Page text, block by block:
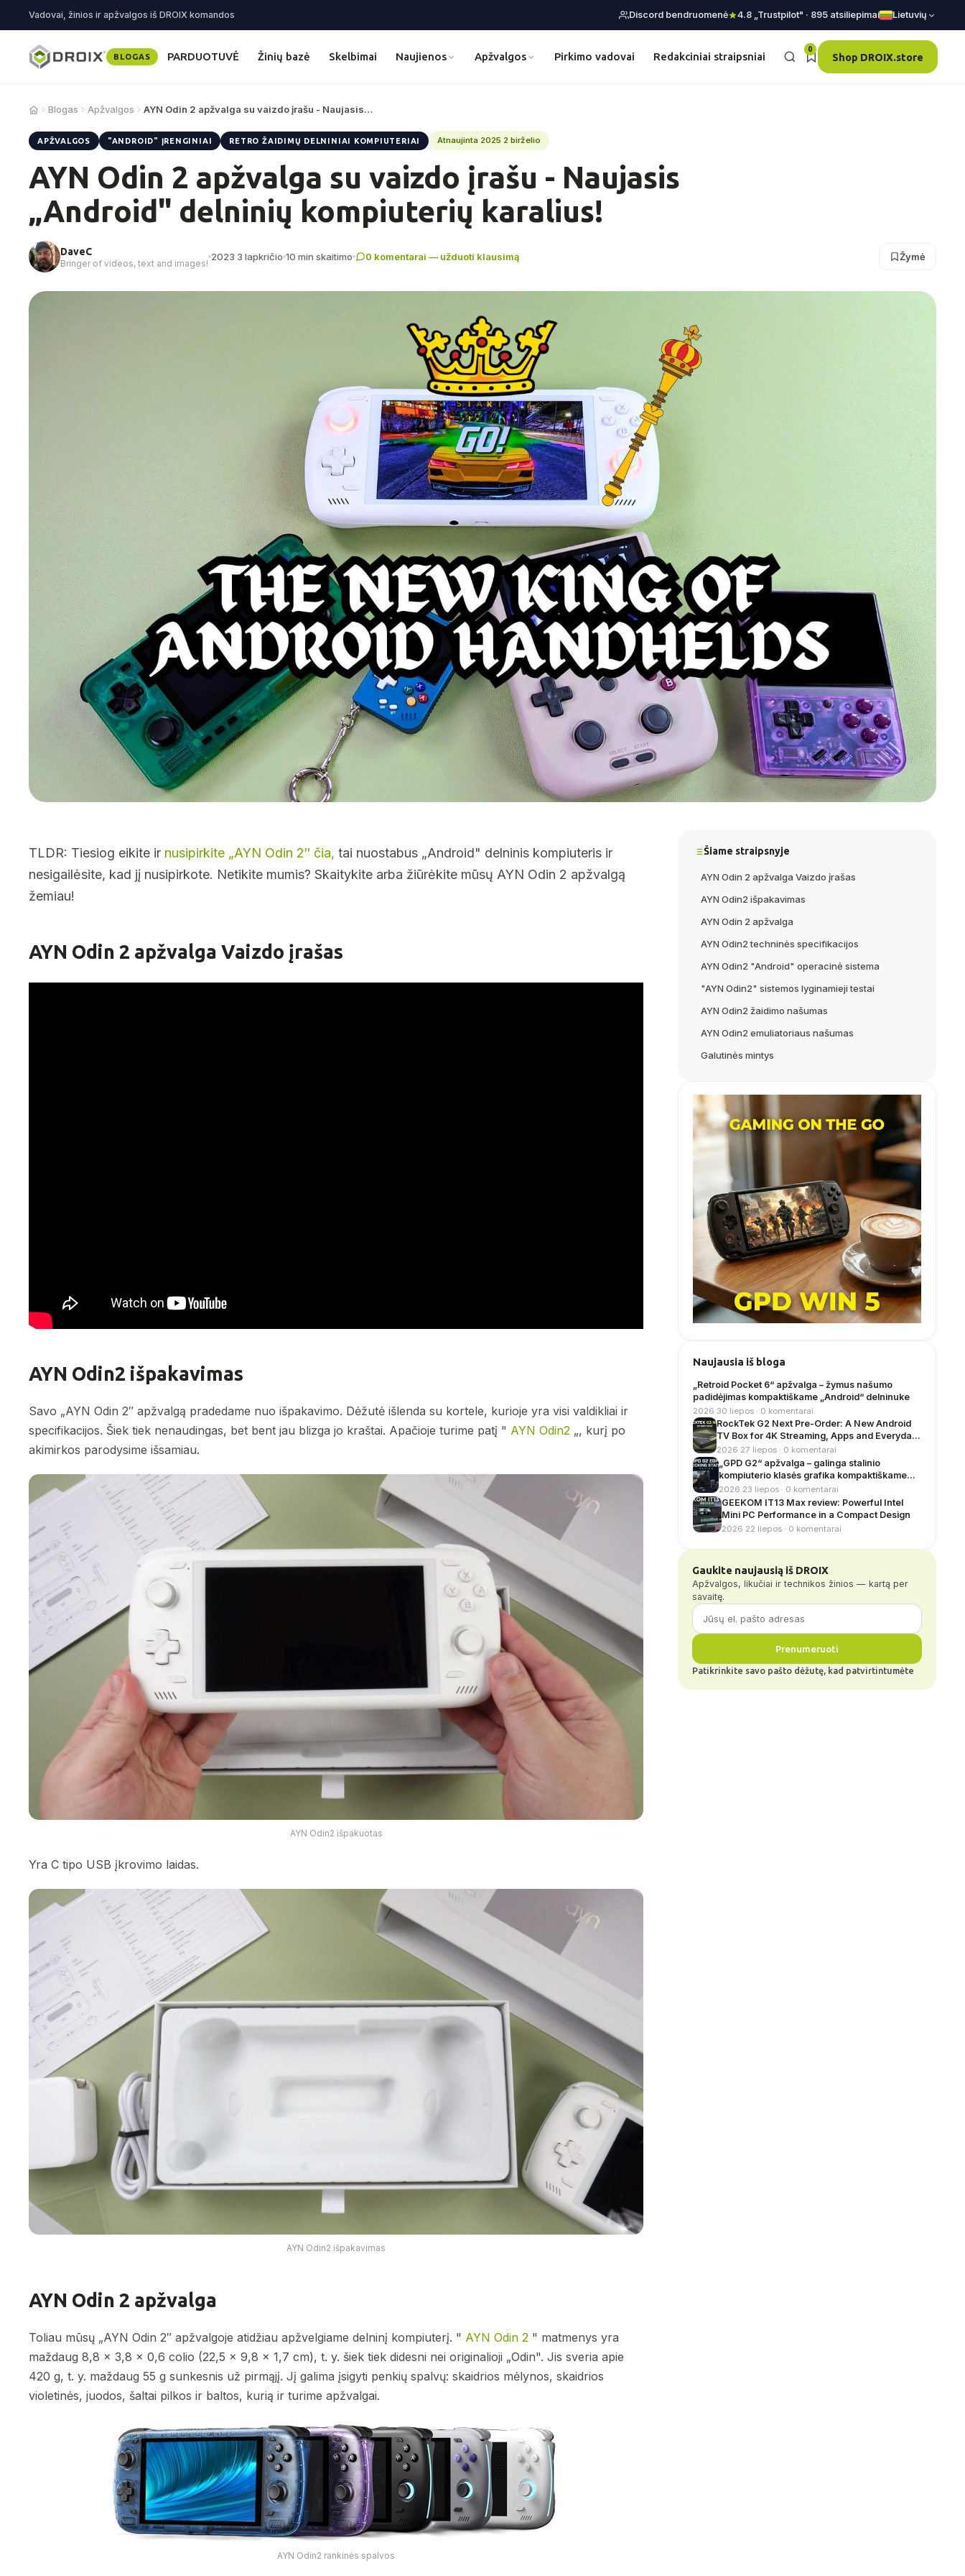
Vadovai, žinios ir apžvalgos iš DROIX komandos Discord bendruomenė 4.8 „Trustpilot" · 895 atsiliepimai Lietuvių
BLOGAS PARDUOTUVĖ Žinių bazė Skelbimai Naujienos Apžvalgos Pirkimo vadovai Redakciniai straipsniai
0
Shop DROIX.store
Blogas Apžvalgos AYN Odin 2 apžvalga su vaizdo įrašu - Naujasis…
APŽVALGOS "ANDROID" ĮRENGINIAI RETRO ŽAIDIMŲ DELNINIAI KOMPIUTERIAI Atnaujinta 2025 2 birželio
AYN Odin 2 apžvalga su vaizdo įrašu - Naujasis
„Android" delninių kompiuterių karalius!
DaveC
Bringer of videos, text and images!
2023 3 lapkričio 10 min skaitimo 0 komentarai — užduoti klausimą Žymė
TLDR: Tiesiog eikite ir nusipirkite „AYN Odin 2″ čia, tai nuostabus „Android" delninis kompiuteris ir
nesigailėsite, kad jį nusipirkote. Netikite mumis? Skaitykite arba žiūrėkite mūsų AYN Odin 2 apžvalgą
žemiau!
AYN Odin 2 apžvalga Vaizdo įrašas
AYN Odin2 išpakavimas
Savo „AYN Odin 2″ apžvalgą pradedame nuo išpakavimo. Dėžutė išlenda su kortele, kurioje yra visi valdikliai ir
specifikacijos. Šiek tiek nenaudingas, bet bent jau blizga jo kraštai. Apačioje turime patį " AYN Odin2 „, kurį po
akimirkos parodysime išsamiau.
AYN Odin2 išpakuotas
Yra C tipo USB įkrovimo laidas.
AYN Odin2 išpakavimas
AYN Odin 2 apžvalga
Toliau mūsų „AYN Odin 2″ apžvalgoje atidžiau apžvelgiame delninį kompiuterį. " AYN Odin 2 " matmenys yra
maždaug 8,8 x 3,8 x 0,6 colio (22,5 x 9,8 x 1,7 cm), t. y. šiek tiek didesni nei originalioji „Odin". Jis sveria apie
420 g, t. y. maždaug 55 g sunkesnis už pirmąjį. Jį galima įsigyti penkių spalvų: skaidrios mėlynos, skaidrios
violetinės, juodos, šaltai pilkos ir baltos, kurią ir turime apžvalgai.
AYN Odin2 rankinės spalvos
Šiame straipsnyje
AYN Odin 2 apžvalga Vaizdo įrašas
AYN Odin2 išpakavimas
AYN Odin 2 apžvalga
AYN Odin2 techninės specifikacijos
AYN Odin2 "Android" operacinė sistema
"AYN Odin2" sistemos lyginamieji testai
AYN Odin2 žaidimo našumas
AYN Odin2 emuliatoriaus našumas
Galutinės mintys
Naujausia iš bloga
„Retroid Pocket 6“ apžvalga – žymus našumo
padidėjimas kompaktiškame „Android“ delninuke
2026 30 liepos · 0 komentarai
RockTek G2 Next Pre-Order: A New Android
TV Box for 4K Streaming, Apps and Everyday
Entertainment
2026 27 liepos · 0 komentarai
„GPD G2“ apžvalga – galinga stalinio
kompiuterio klasės grafika kompaktiškame
doko korpuse
2026 23 liepos · 0 komentarai
GEEKOM IT13 Max review: Powerful Intel
Mini PC Performance in a Compact Design
2026 22 liepos · 0 komentarai
Gaukite naujausią iš DROIX
Apžvalgos, likučiai ir technikos žinios — kartą per
savaitę.
Prenumeruoti
Patikrinkite savo pašto dėžutę, kad patvirtintumėte